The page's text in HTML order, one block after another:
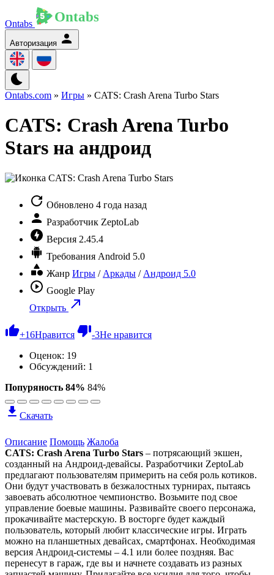
Ontabs
Авторизация
Ontabs.com » Игры » CATS: Crash Arena Turbo Stars
CATS: Crash Arena Turbo
Stars на андроид
Обновлено 4 года назад
Разработчик ZeptoLab
Версия 2.45.4
Требования Android 5.0
Жанр Игры / Аркады / Андроид 5.0
Google Play
Открыть
+16Нравится -3Не нравится
Оценок: 19
Обсуждений: 1
Попуряность 84% 84%
Скачать
Описание Помощь Жалоба
CATS: Crash Arena Turbo Stars – потрясающий экшен,
созданный на Андроид-девайсы. Разработчики ZeptoLab
предлагают пользователям примерить на себя роль котиков.
Они будут участвовать в безжалостных турнирах, пытаясь
завоевать абсолютное чемпионство. Возьмите под свое
управление боевые машины. Развивайте своего персонажа,
прокачивайте мастерскую. В восторге будет каждый
пользователь, который любит классические игры. Играть
можно на планшетных девайсах, смартфонах. Необходимая
версия Андроид-системы – 4.1 или более поздняя. Вас
перенесут в гараж, где вы и начнете создавать из разных